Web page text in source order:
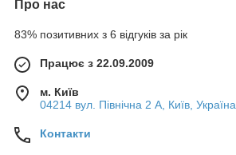
Про нас
83% позитивних з 6 відгуків за рік
Працює з 22.09.2009
м. Київ
04214 вул. Північна 2 А, Київ, Україна
Контакти